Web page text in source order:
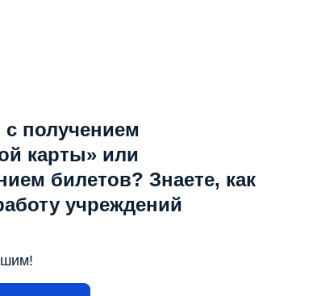
получением
карты» или
билетов? Знаете, как
учреждений